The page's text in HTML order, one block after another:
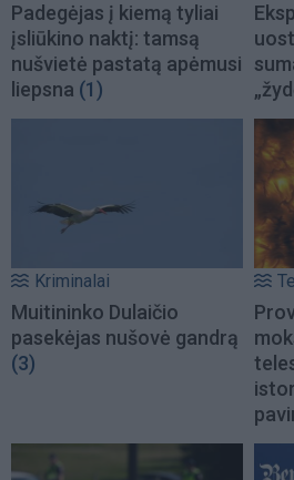
Padegėjas į kiemą tyliai
įsliūkino naktį: tamsą
nušvietė pastatą apėmusi
liepsna (1)
Kriminalai
Muitininko Dulaičio
pasekėjas nušovė gandrą
(3)